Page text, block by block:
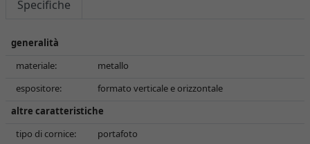
Specifiche
generalità
materiale:
metallo
espositore:
formato verticale e orizzontale
altre caratteristiche
tipo di cornice:
portafoto